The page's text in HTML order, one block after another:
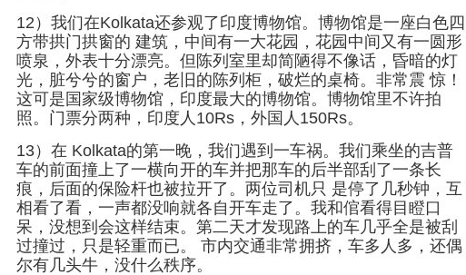
12）我们在Kolkata还参观了印度博物馆。博物馆是一座白色四
方带拱门拱窗的 建筑，中间有一大花园，花园中间又有一圆形
喷泉，外表十分漂亮。但陈列室里却简陋得不像话，昏暗的灯
光，脏兮兮的窗户，老旧的陈列柜，破烂的桌椅。非常震 惊！
这可是国家级博物馆，印度最大的博物馆。博物馆里不许拍
照。门票分两种，印度人10Rs，外国人150Rs。
13）在 Kolkata的第一晚，我们遇到一车祸。我们乘坐的吉普
车的前面撞上了一横向开的车并把那车的后半部刮了一条长
痕，后面的保险杆也被拉开了。两位司机只 是停了几秒钟，互
相看了看，一声都没响就各自开车走了。我和倌看得目瞪口
呆，没想到会这样结束。第二天才发现路上的车几乎全是被刮
过撞过，只是轻重而已。 市内交通非常拥挤，车多人多，还偶
尔有几头牛，没什么秩序。